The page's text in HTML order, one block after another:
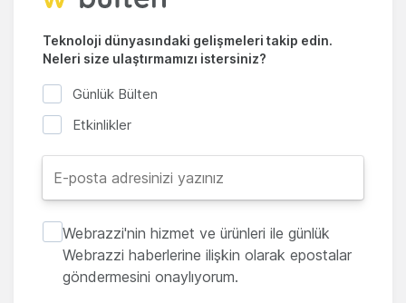
Teknoloji dünyasındaki gelişmeleri takip edin.
Neleri size ulaştırmamızı istersiniz?
Günlük Bülten
Etkinlikler
Webrazzi'nin hizmet ve ürünleri ile günlük
Webrazzi haberlerine ilişkin olarak epostalar
göndermesini onaylıyorum.